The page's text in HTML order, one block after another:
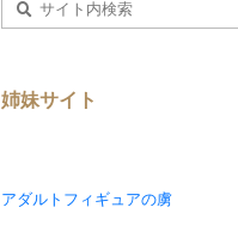
姉妹サイト
アダルトフィギュアの虜